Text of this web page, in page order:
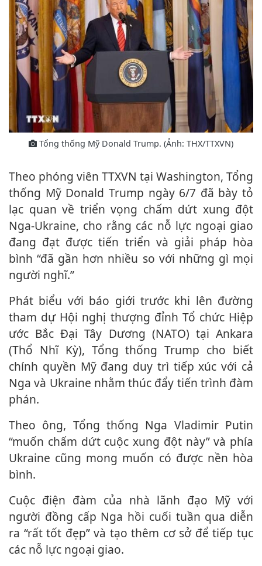
Tổng thống Mỹ Donald Trump. (Ảnh: THX/TTXVN)
Theo phóng viên TTXVN tại Washington, Tổng
thống Mỹ Donald Trump ngày 6/7 đã bày tỏ
lạc quan về triển vọng chấm dứt xung đột
Nga-Ukraine, cho rằng các nỗ lực ngoại giao
đang đạt được tiến triển và giải pháp hòa
bình “đã gần hơn nhiều so với những gì mọi
người nghĩ.”
Phát biểu với báo giới trước khi lên đường
tham dự Hội nghị thượng đỉnh Tổ chức Hiệp
ước Bắc Đại Tây Dương (NATO) tại Ankara
(Thổ Nhĩ Kỳ), Tổng thống Trump cho biết
chính quyền Mỹ đang duy trì tiếp xúc với cả
Nga và Ukraine nhằm thúc đẩy tiến trình đàm
phán.
Theo ông, Tổng thống Nga Vladimir Putin
“muốn chấm dứt cuộc xung đột này” và phía
Ukraine cũng mong muốn có được nền hòa
bình.
Cuộc điện đàm của nhà lãnh đạo Mỹ với
người đồng cấp Nga hồi cuối tuần qua diễn
ra “rất tốt đẹp” và tạo thêm cơ sở để tiếp tục
các nỗ lực ngoại giao.